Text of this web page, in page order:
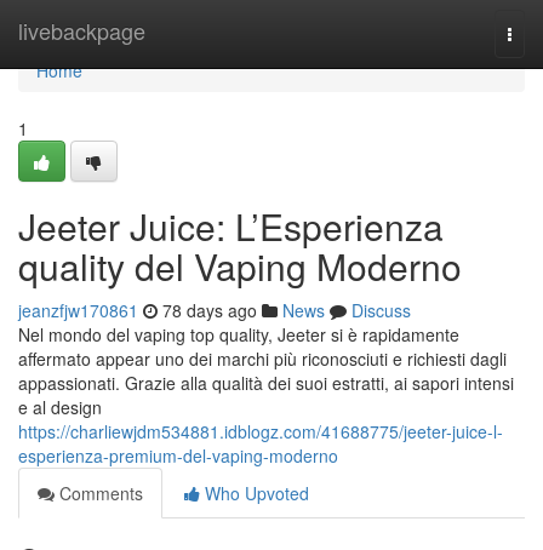
livebackpage
Home
Home
1
Jeeter Juice: L’Esperienza
quality del Vaping Moderno
jeanzfjw170861 78 days ago News
Discuss
Nel mondo del vaping top quality, Jeeter si è rapidamente
affermato appear uno dei marchi più riconosciuti e richiesti dagli
appassionati. Grazie alla qualità dei suoi estratti, ai sapori intensi
e al design
https://charliewjdm534881.idblogz.com/41688775/jeeter-juice-l-
esperienza-premium-del-vaping-moderno
Comments
Who Upvoted